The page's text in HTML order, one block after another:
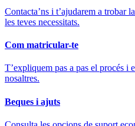
Contacta’ns i t’ajudarem a trobar
les teves necessitats.
Com matricular-te
T’expliquem pas a pas el procés i
nosaltres.
Beques i ajuts